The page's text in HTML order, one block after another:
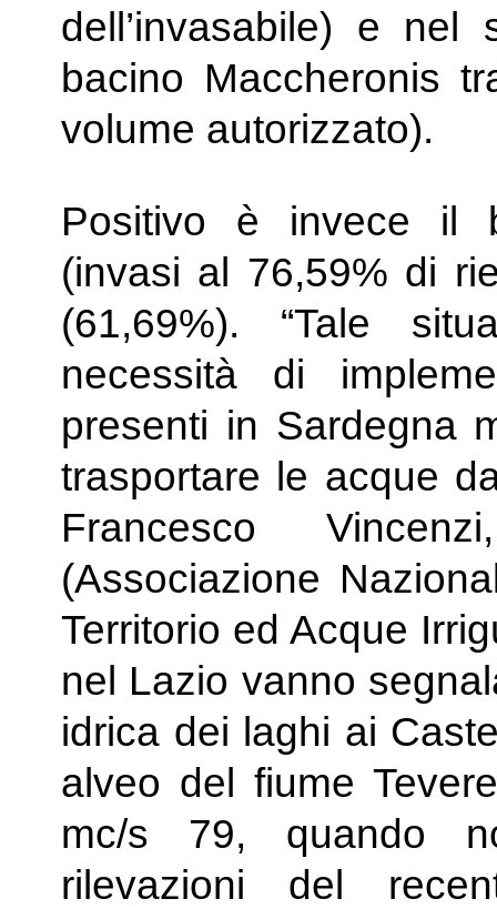
dell’invasabile) e
bacino Maccheronis
volume autorizzato).
Positivo è invece il
(invasi al 76,59% di
(61,69%). “Tale
necessità di
presenti in Sardegna
trasportare le acque
Francesco
(Associazione
Territorio ed Acque
nel Lazio vanno
idrica dei laghi ai
alveo del fiume
mc/s 79, quando
rilevazioni del